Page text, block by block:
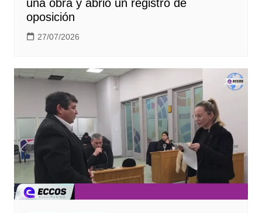
una obra y abrió un registro de
oposición
27/07/2026